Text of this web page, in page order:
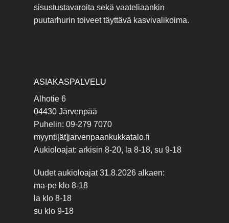
sisustustavaroita sekä vaateliaankin
puutarhurin toiveet täyttävä kasvivalikoima.
ASIAKASPALVELU
Alhotie 6
04430 Järvenpää
Puhelin: 09-279 7070
myynti[ät]jarvenpaankukkatalo.fi
Aukioloajat: arkisin 8-20, la 8-18, su 9-18
Uudet aukioloajat 31.8.2026 alkaen:
ma-pe klo 8-18
la klo 8-18
su klo 9-18